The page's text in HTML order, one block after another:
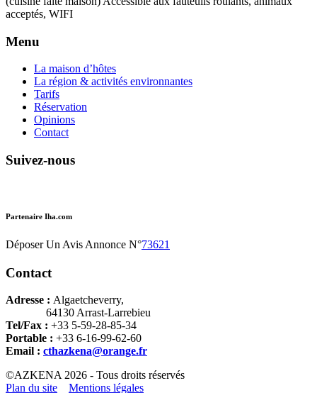
acceptés, WIFI
Menu
La maison d’hôtes
La région & activités environnantes
Tarifs
Réservation
Opinions
Contact
Suivez-nous
Partenaire Iha.com
Déposer Un Avis Annonce N°73621
Contact
Adresse : Algaetcheverry,
64130 Arrast-Larrebieu
Tel/Fax : +33 5-59-28-85-34
Portable : +33 6-16-99-62-60
Email : cthazkena@orange.fr
©AZKENA 2026 - Tous droits réservés
Plan du site
Mentions légales